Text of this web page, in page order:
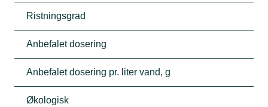
Ristningsgrad
Anbefalet dosering
Anbefalet dosering pr. liter vand, g
Økologisk